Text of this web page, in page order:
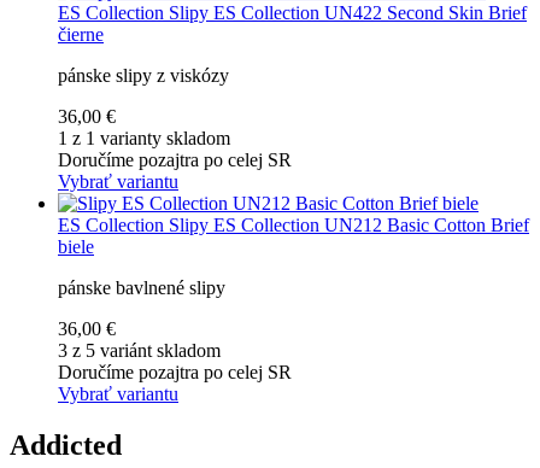
ES Collection Slipy ES Collection UN422 Second Skin Brief
čierne
pánske slipy z viskózy
36,00 €
1 z 1 varianty skladom
Doručíme pozajtra po celej SR
Vybrať variantu
ES Collection Slipy ES Collection UN212 Basic Cotton Brief
biele
pánske bavlnené slipy
36,00 €
3 z 5 variánt skladom
Doručíme pozajtra po celej SR
Vybrať variantu
Addicted